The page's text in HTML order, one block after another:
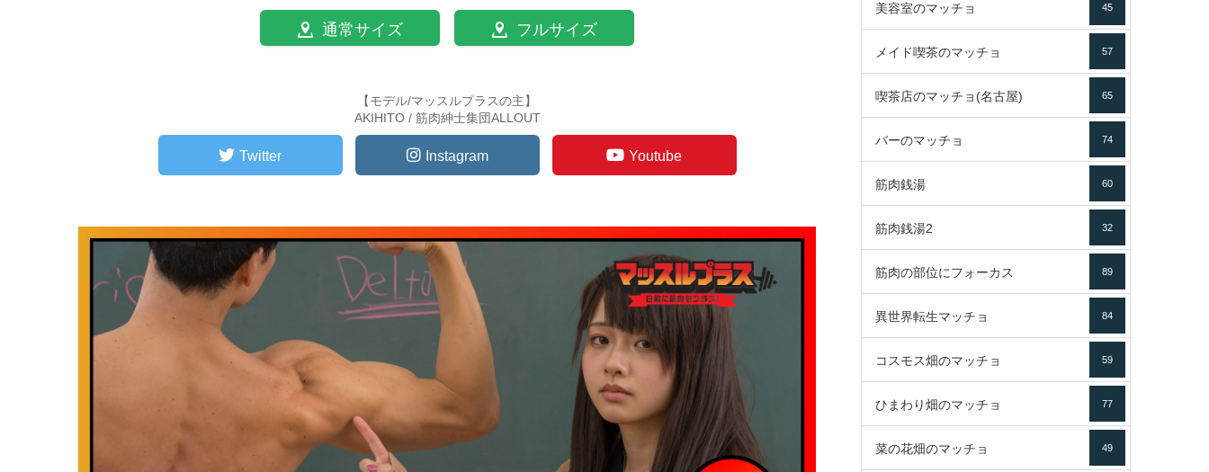
通常サイズ フルサイズ
【モデル/マッスルプラスの主】
AKIHITO / 筋肉紳士集団ALLOUT
Twitter Instagram Youtube
美容室のマッチョ 45
メイド喫茶のマッチョ 57
喫茶店のマッチョ(名古屋) 65
バーのマッチョ 74
筋肉銭湯 60
筋肉銭湯2 32
筋肉の部位にフォーカス 89
異世界転生マッチョ 84
コスモス畑のマッチョ 59
ひまわり畑のマッチョ 77
菜の花畑のマッチョ 49